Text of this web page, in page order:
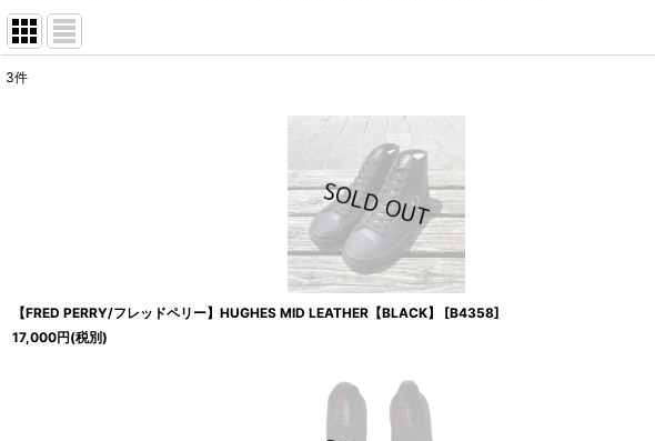
3件
【FRED PERRY/フレッドペリー】HUGHES MID LEATHER【BLACK】 [B4358]
17,000円(税別)